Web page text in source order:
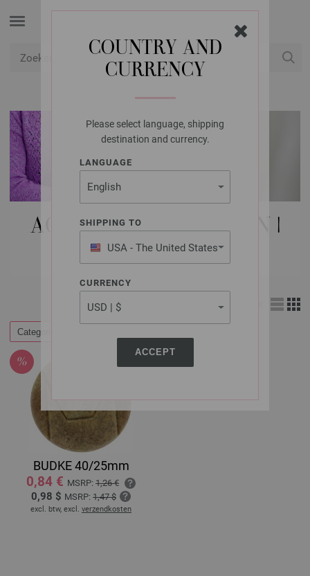
COUNTRY AND
CURRENCY
Please select language, shipping
destination and currency.
LANGUAGE
SHIPPING TO
USA - The United States
of America
CURRENCY
ACCEPT
ACCESSOIRES | KNOPEN |
BUDKE
Weergave:
Categorieën
BUDKE 40/25mm
0,84 € MSRP: 1,26 €
0,98 $ MSRP: 1,47 $
excl. btw, excl. verzendkosten